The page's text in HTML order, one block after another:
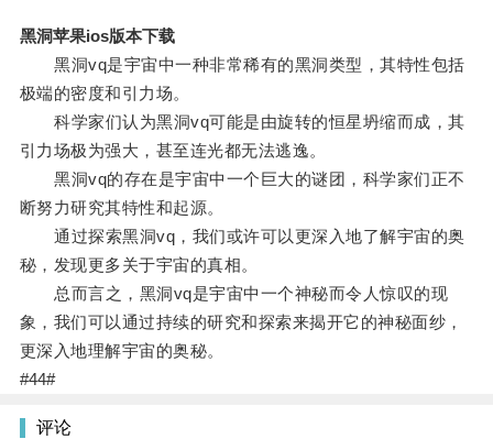
黑洞苹果ios版本下载
黑洞vq是宇宙中一种非常稀有的黑洞类型，其特性包括
极端的密度和引力场。
科学家们认为黑洞vq可能是由旋转的恒星坍缩而成，其
引力场极为强大，甚至连光都无法逃逸。
黑洞vq的存在是宇宙中一个巨大的谜团，科学家们正不
断努力研究其特性和起源。
通过探索黑洞vq，我们或许可以更深入地了解宇宙的奥
秘，发现更多关于宇宙的真相。
总而言之，黑洞vq是宇宙中一个神秘而令人惊叹的现
象，我们可以通过持续的研究和探索来揭开它的神秘面纱，
更深入地理解宇宙的奥秘。
#44#
评论